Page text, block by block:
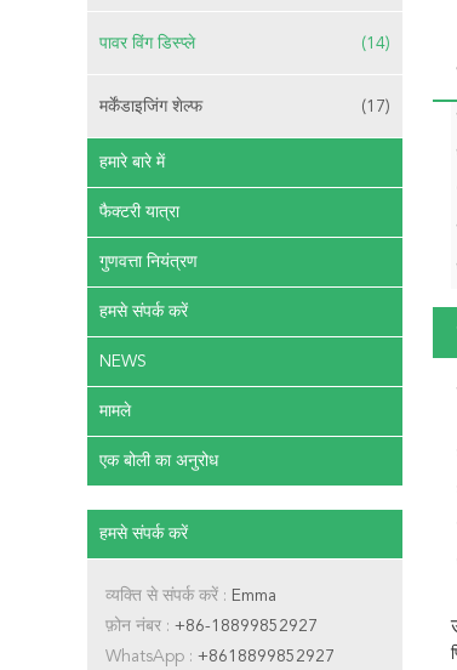
पावर विंग डिस्प्ले (14)
मर्केंडाइजिंग शेल्फ (17)
हमारे बारे में
फैक्टरी यात्रा
गुणवत्ता नियंत्रण
हमसे संपर्क करें
NEWS
मामले
एक बोली का अनुरोध
हमसे संपर्क करें
व्यक्ति से संपर्क करें : Emma
फ़ोन नंबर : +86-18899852927
WhatsApp : +8618899852927